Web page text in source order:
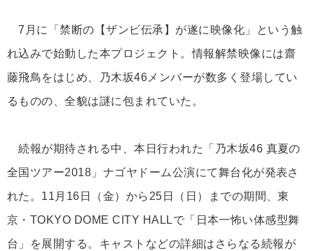
7月に「禁断の【ザンビ伝承】が遂に映像化」という触
れ込みで始動した本プロジェクト。情報解禁映像には齋
藤飛鳥をはじめ、乃木坂46メンバーが数多く登場してい
るものの、全貌は謎に包まれていた。
続報が期待される中、本日行われた「乃木坂46 真夏の
全国ツアー2018」ナゴヤドーム公演にて舞台化が発表さ
れた。11月16日（金）から25日（日）までの期間、東
京・TOKYO DOME CITY HALLで「日本一怖い体感型舞
台」を展開する。キャストなどの詳細はさらなる続報が